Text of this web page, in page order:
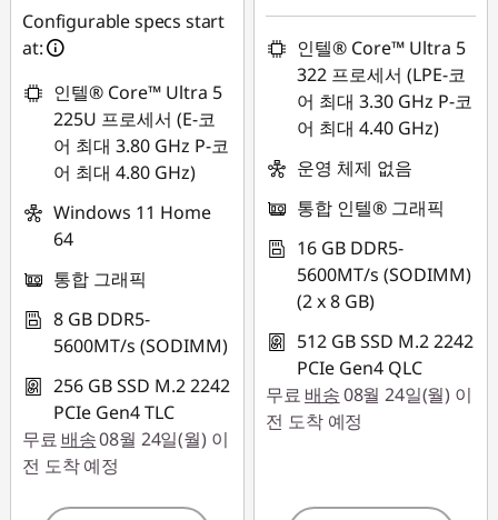
Configurable specs start
at:
인텔® Core™ Ultra 5
225U 프로세서 (E-코
어 최대 3.80 GHz P-코
어 최대 4.80 GHz)
Windows 11 Home
64
통합 그래픽
8 GB DDR5-
5600MT/s (SODIMM)
256 GB SSD M.2 2242
PCIe Gen4 TLC
무료 배송08월 24일(월) 이
전 도착 예정
인텔® Core™ Ultra 5
322 프로세서 (LPE-코
어 최대 3.30 GHz P-코
어 최대 4.40 GHz)
운영 체제 없음
통합 인텔® 그래픽
16 GB DDR5-
5600MT/s (SODIMM)
(2 x 8 GB)
512 GB SSD M.2 2242
PCIe Gen4 QLC
무료 배송08월 24일(월) 이
전 도착 예정